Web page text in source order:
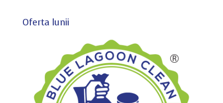
Oferta lunii